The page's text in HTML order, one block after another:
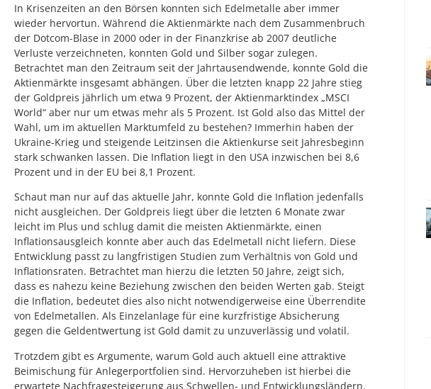
In Krisenzeiten an den Börsen konnten sich Edelmetalle aber immer
wieder hervortun. Während die Aktienmärkte nach dem Zusammenbruch
der Dotcom-Blase in 2000 oder in der Finanzkrise ab 2007 deutliche
Verluste verzeichneten, konnten Gold und Silber sogar zulegen.
Betrachtet man den Zeitraum seit der Jahrtausendwende, konnte Gold die
Aktienmärkte insgesamt abhängen. Über die letzten knapp 22 Jahre stieg
der Goldpreis jährlich um etwa 9 Prozent, der Aktienmarktindex „MSCI
World“ aber nur um etwas mehr als 5 Prozent. Ist Gold also das Mittel der
Wahl, um im aktuellen Marktumfeld zu bestehen? Immerhin haben der
Ukraine-Krieg und steigende Leitzinsen die Aktienkurse seit Jahresbeginn
stark schwanken lassen. Die Inflation liegt in den USA inzwischen bei 8,6
Prozent und in der EU bei 8,1 Prozent.
Schaut man nur auf das aktuelle Jahr, konnte Gold die Inflation jedenfalls
nicht ausgleichen. Der Goldpreis liegt über die letzten 6 Monate zwar
leicht im Plus und schlug damit die meisten Aktienmärkte, einen
Inflationsausgleich konnte aber auch das Edelmetall nicht liefern. Diese
Entwicklung passt zu langfristigen Studien zum Verhältnis von Gold und
Inflationsraten. Betrachtet man hierzu die letzten 50 Jahre, zeigt sich,
dass es nahezu keine Beziehung zwischen den beiden Werten gab. Steigt
die Inflation, bedeutet dies also nicht notwendigerweise eine Überrendite
von Edelmetallen. Als Einzelanlage für eine kurzfristige Absicherung
gegen die Geldentwertung ist Gold damit zu unzuverlässig und volatil.
Trotzdem gibt es Argumente, warum Gold auch aktuell eine attraktive
Beimischung für Anlegerportfolien sind. Hervorzuheben ist hierbei die
erwartete Nachfragesteigerung aus Schwellen- und Entwicklungsländern.